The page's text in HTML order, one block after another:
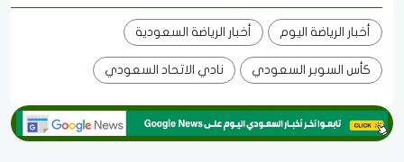
أخبار الرياضة اليوم أخبار الرياضة السعودية
كأس السوبر السعودي نادي الاتحاد السعودي